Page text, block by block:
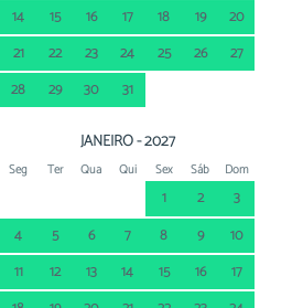
14
15 16 17 18 19
20
21
22 23 24 25 26
27
28
29 30 31
JANEIRO - 2027
Seg Ter Qua Qui Sex Sáb Dom
1 2
3
4
5 6 7 8 9
10
11
12 13 14 15 16
17